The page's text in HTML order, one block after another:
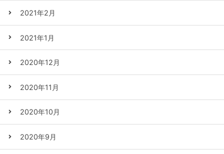
2021年2月
2021年1月
2020年12月
2020年11月
2020年10月
2020年9月